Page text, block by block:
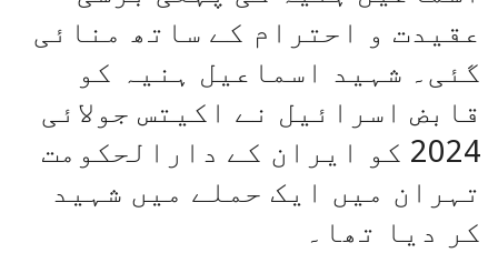
عقیدت و احترام کے ساتھ منائی
گئی۔ شہید اسماعیل ہنیہ کو
قابض اسرائیل نے اکیتس جولائی
2024 کو ایران کے دارالحکومت
تہران میں ایک حملے میں شہید
کر دیا تھا۔